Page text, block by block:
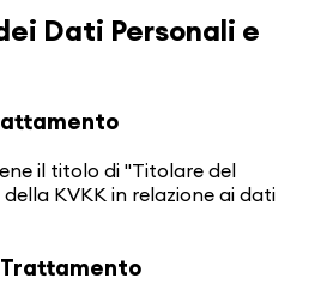
Dati Personali e
il titolo di "Titolare del
KVKK in relazione ai dati